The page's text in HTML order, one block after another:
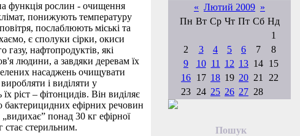
функція рослин - очищення
понижують температуру
послаблюють міські та
є сполуки сірки, окиси
нафтопродуктів, які
людини, а завдяки деревам їх
насаджень очищувати
і виділяти у
ріст – фітонцидів. Він виділяє
бактерицидних ефірних речовин
понад 30 кг ефірної
стає стерильним.
« Лютий 2009 »
Пн Вт Ср Чт Пт Сб Нд
1
2
3 4 5 6 7
8
9
10 11 12 13 14 15
16 17 18 19 20 21
22
23 24 25 26 27 28
Пошук